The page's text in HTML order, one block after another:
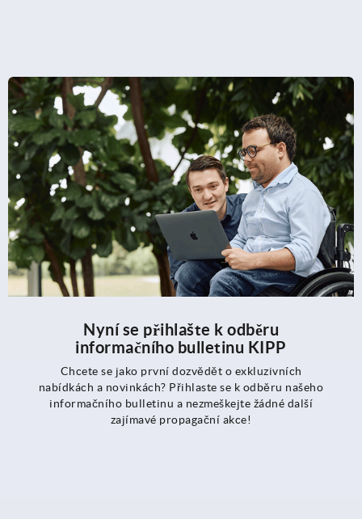
Nyní se přihlašte k odběru
informačního bulletinu KIPP
Chcete se jako první dozvědět o exkluzivních
nabídkách a novinkách? Přihlaste se k odběru našeho
informačního bulletinu a nezmeškejte žádné další
zajímavé propagační akce!